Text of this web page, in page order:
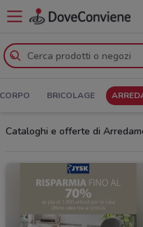
BRICOLAGE
Cataloghi e offerte di